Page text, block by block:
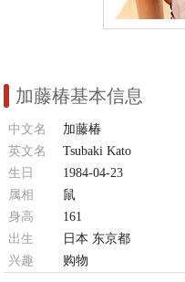
加藤椿基本信息
中文名 加藤椿
英文名
Tsubaki Kato
生日 1984-04-23
属相
鼠
身高
161
出生
日本 东京都
兴趣
购物